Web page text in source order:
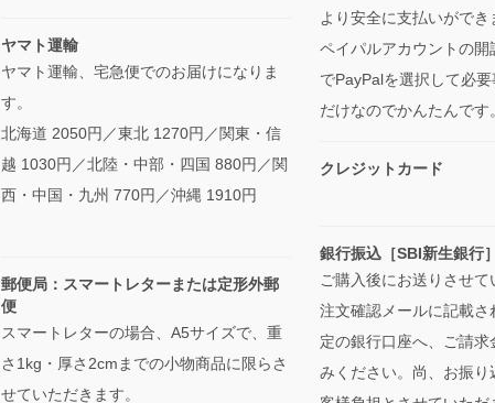
ヤマト運輸
ヤマト運輸、宅急便でのお届けになりま
す。
北海道 2050円／東北 1270円／関東・信
越 1030円／北陸・中部・四国 880円／関
西・中国・九州 770円／沖縄 1910円
郵便局：スマートレターまたは定形外郵
便
スマートレターの場合、A5サイズで、重
さ1kg・厚さ2cmまでの小物商品に限らさ
せていただきます。
より安全に支払いができ
ペイパルアカウントの開
でPayPalを選択して必
だけなのでかんたんです
クレジットカード
銀行振込［SBI新生銀行
ご購入後にお送りさせ
注文確認メールに記載さ
定の銀行口座へ、ご請求
みください。尚、お振り